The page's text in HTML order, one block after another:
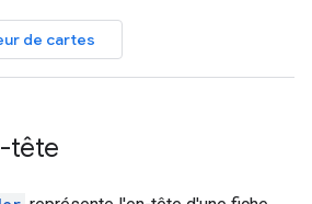
de cartes
tête